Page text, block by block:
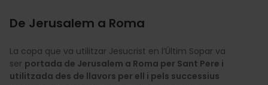
De Jerusalem a Roma
La copa que va utilitzar Jesucrist en l’Últim Sopar va
ser portada de Jerusalem a Roma per Sant Pere i
utilitzada des de llavors per ell i pels successius